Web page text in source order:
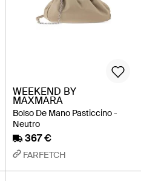
WEEKEND BY
MAXMARA
Bolso De Mano Pasticcino -
Neutro
367 €
FARFETCH